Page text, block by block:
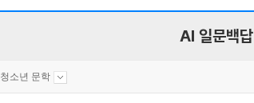
AI 일문백답
청소년 문학